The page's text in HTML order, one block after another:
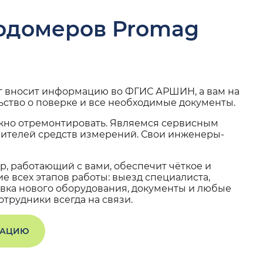
Promag
вносит информацию во ФГИС АРШИН, а вам на
о поверке и все необходимые документы.
отремонтировать. Являемся сервисным
средств измерений. Свои инженеры-
работающий с вами, обеспечит чёткое и
всех этапов работы: выезд специалиста,
нового оборудования, документы и любые
всегда на связи.